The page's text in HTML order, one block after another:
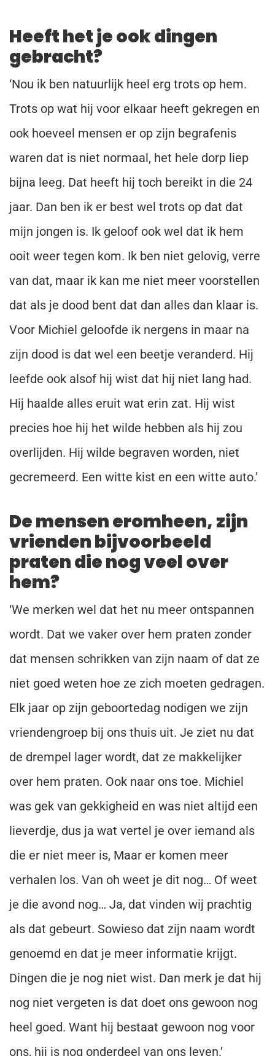
Heeft het je ook dingen
gebracht?
‘Nou ik ben natuurlijk heel erg trots op hem.
Trots op wat hij voor elkaar heeft gekregen en
ook hoeveel mensen er op zijn begrafenis
waren dat is niet normaal, het hele dorp liep
bijna leeg. Dat heeft hij toch bereikt in die 24
jaar. Dan ben ik er best wel trots op dat dat
mijn jongen is. Ik geloof ook wel dat ik hem
ooit weer tegen kom. Ik ben niet gelovig, verre
van dat, maar ik kan me niet meer voorstellen
dat als je dood bent dat dan alles dan klaar is.
Voor Michiel geloofde ik nergens in maar na
zijn dood is dat wel een beetje veranderd. Hij
leefde ook alsof hij wist dat hij niet lang had.
Hij haalde alles eruit wat erin zat. Hij wist
precies hoe hij het wilde hebben als hij zou
overlijden. Hij wilde begraven worden, niet
gecremeerd. Een witte kist en een witte auto.’
De mensen eromheen, zijn
vrienden bijvoorbeeld
praten die nog veel over
hem?
‘We merken wel dat het nu meer ontspannen
wordt. Dat we vaker over hem praten zonder
dat mensen schrikken van zijn naam of dat ze
niet goed weten hoe ze zich moeten gedragen.
Elk jaar op zijn geboortedag nodigen we zijn
vriendengroep bij ons thuis uit. Je ziet nu dat
de drempel lager wordt, dat ze makkelijker
over hem praten. Ook naar ons toe. Michiel
was gek van gekkigheid en was niet altijd een
lieverdje, dus ja wat vertel je over iemand als
die er niet meer is, Maar er komen meer
verhalen los. Van oh weet je dit nog… Of weet
je die avond nog… Ja, dat vinden wij prachtig
als dat gebeurt. Sowieso dat zijn naam wordt
genoemd en dat je meer informatie krijgt.
Dingen die je nog niet wist. Dan merk je dat hij
nog niet vergeten is dat doet ons gewoon nog
heel goed. Want hij bestaat gewoon nog voor
ons, hij is nog onderdeel van ons leven.’